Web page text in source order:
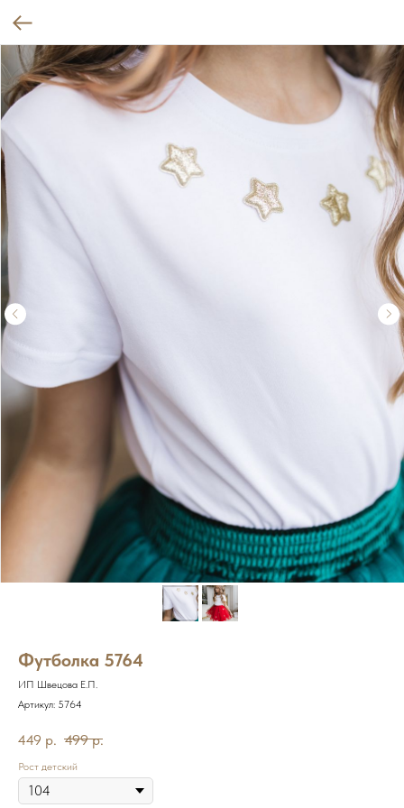
Футболка 5764
ИП Швецова Е.П.
Артикул: 5764
449 р. 499 р.
Рост детский